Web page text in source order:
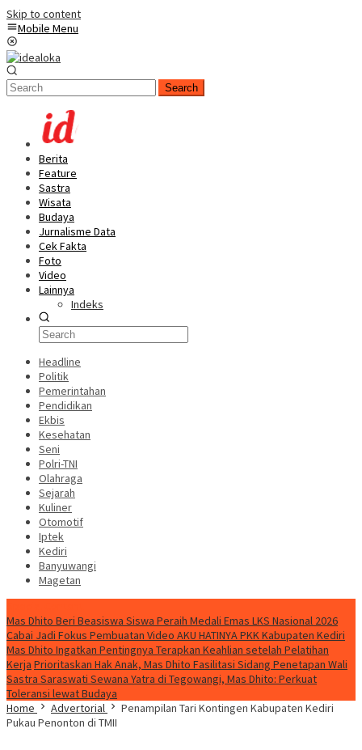
Skip to content
Mobile Menu
Search
Berita
Feature
Sastra
Wisata
Budaya
Jurnalisme Data
Cek Fakta
Foto
Video
Lainnya
Indeks
Headline
Politik
Pemerintahan
Pendidikan
Ekbis
Kesehatan
Seni
Polri-TNI
Olahraga
Sejarah
Kuliner
Otomotif
Iptek
Kediri
Banyuwangi
Magetan
Mas Dhito Beri Beasiswa Siswa Peraih Medali Emas LKS Nasional 2026
Cabai Jadi Fokus Pembuatan Video AKU HATINYA PKK Kabupaten Kediri
Mas Dhito Ingatkan Pentingnya Terapkan Keahlian setelah Pelatihan
Kerja Prioritaskan Hak Anak, Mas Dhito Fasilitasi Sidang Penetapan Wali
Sastra Saraswati Sewana Yatra di Tegowangi, Mas Dhito: Perkuat
Toleransi lewat Budaya
Home
Advertorial
Penampilan Tari Kontingen Kabupaten Kediri
Pukau Penonton di TMII